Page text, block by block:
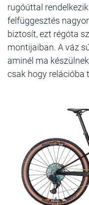
rugóúttal
felfüggesztés
biztosít, ezt régóta
montijaiban. A váz
aminél ma
csak hogy relációba